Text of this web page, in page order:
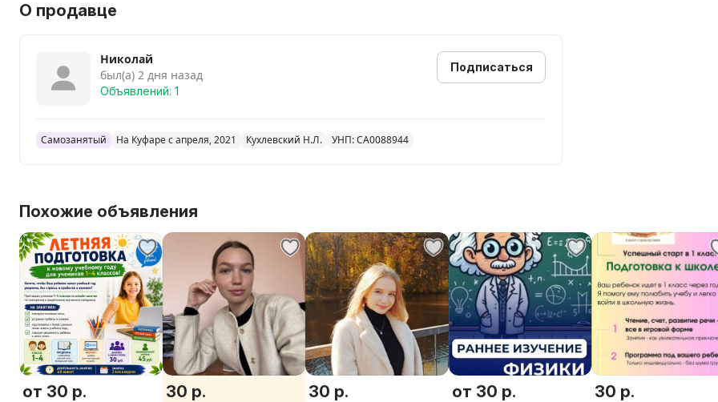
О продавце
Николай
был(а) 2 дня назад
Объявлений: 1
Подписаться
Самозанятый На Куфаре с апреля, 2021 Кухлевский Н.Л. УНП: CA0088944
Похожие объявления
от 30 р. 30 р. 30 р. от 30 р. 30 р.